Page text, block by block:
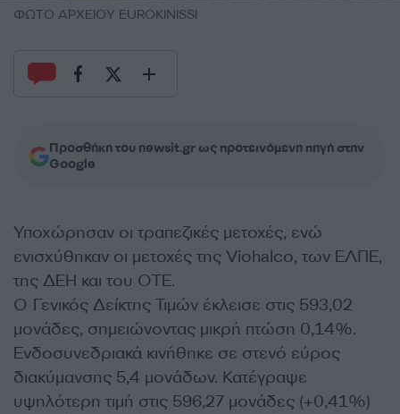
ΦΩΤΟ ΑΡΧΕΙΟΥ EUROKINISSI
Προσθήκη του newsit.gr ως προτεινόμενη πηγή στην
Google
Υποχώρησαν οι τραπεζικές μετοχές, ενώ
ενισχύθηκαν οι μετοχές της Viohalco, των ΕΛΠΕ,
της ΔΕΗ και του ΟΤΕ.
O Γενικός Δείκτης Τιμών έκλεισε στις 593,02
μονάδες, σημειώνοντας μικρή πτώση 0,14%.
Ενδοσυνεδριακά κινήθηκε σε στενό εύρος
διακύμανσης 5,4 μονάδων. Κατέγραψε
υψηλότερη τιμή στις 596,27 μονάδες (+0,41%)